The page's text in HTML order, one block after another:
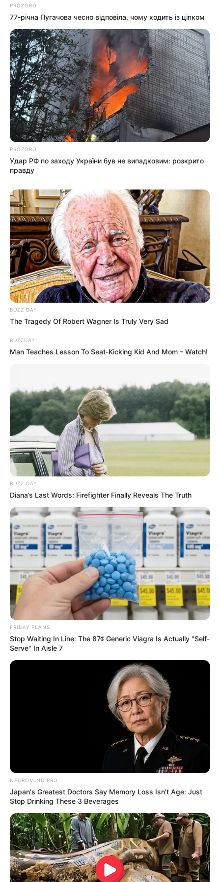
давление:
ветер:
Погода на 10 дней от sinoptik.ua
Новини
Попит на нерухомість в Ужгороді зростає –
аналітика девелопера підтверджує
загальнонаціональний інтерес
У селі на Закарпатті жінки взялися засипати
джерело, з якого люди набирали питну воду: що
До $20 тисяч за «списання»: на Закарпатті
розслідують схему з військовозобов’язаними —
підозри отримали екскерівники Мукачівського
ТЦК
У Ясінянській громаді відкрили черговий простір
психологічної підтримки (фото)
Катування, кайданки та незаконне утримання
судитимуть, дії ще двох його колег розслідує ДБР
(відео)
Без рубрики
Гарячi
Культура
Нам пишуть
Партнерські матеріали
Події
Спорт
ПАРТНЕРСЬКІ МАТЕРІАЛИ ПОДІЇ
Попит на нерухомість в
Ужгороді зростає – аналітика
девелопера підтверджує
загальнонаціональний інтерес
07.08.2026
PROZORO
77-річна Пугачова чесно відповіла, чому ходить із ціпком
PROZORO
Удар РФ по заходу України був не випадковим: розкрито
правду
BUZZ DAY
The Tragedy Of Robert Wagner Is Truly Very Sad
BUZZDAY
Man Teaches Lesson To Seat-Kicking Kid And Mom – Watch!
BUZZ DAY
Diana’s Last Words: Firefighter Finally Reveals The Truth
FRIDAY PLANS
Stop Waiting In Line: The 87¢ Generic Viagra Is Actually "Self-
Serve" In Aisle 7
NEUROMIND PRO
Japan's Greatest Doctors Say Memory Loss Isn't Age: Just
Stop Drinking These 3 Beverages